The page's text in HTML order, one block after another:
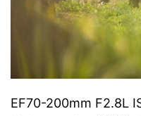
EF70-200mm F2.8L